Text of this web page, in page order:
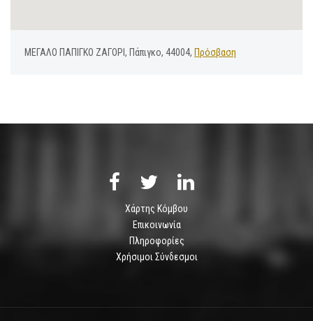
ΜΕΓΑΛΟ ΠΑΠΙΓΚΟ ΖΑΓΟΡΙ, Πάπιγκο, 44004, Πρόσβαση
Χάρτης Κόμβου
Επικοινωνία
Πληροφορίες
Χρήσιμοι Σύνδεσμοι